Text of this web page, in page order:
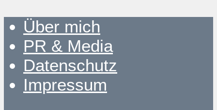
Über mich
PR & Media
Datenschutz
Impressum